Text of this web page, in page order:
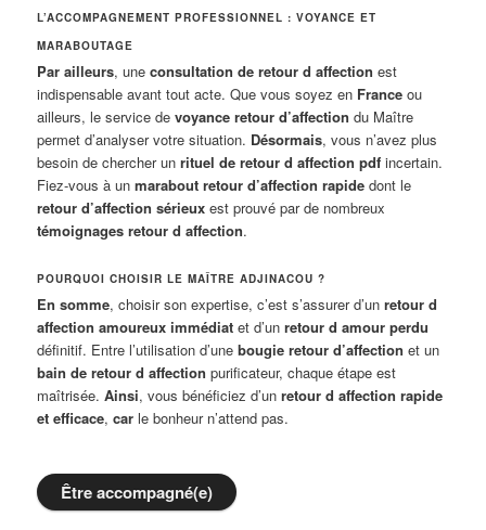
L’ACCOMPAGNEMENT PROFESSIONNEL : VOYANCE ET
MARABOUTAGE
Par ailleurs, uneconsultation de retour d affection est
indispensable avant tout acte. Que vous soyez en France ou
ailleurs, le service devoyance retour d’affection du Maître
permet d’analyser votre situation. Désormais, vous n’avez plus
besoin de chercher unrituel de retour d affection pdf incertain.
Fiez-vous à unmarabout retour d’affection rapide dont le
retour d’affection sérieux est prouvé par de nombreux
témoignages retour d affection.
POURQUOI CHOISIR LE MAÎTRE ADJINACOU ?
En somme, choisir son expertise, c’est s’assurer d’unretour d
affection amoureux immédiat et d’unretour d amour perdu
définitif. Entre l’utilisation d’unebougie retour d’affection et un
bain de retour d affection purificateur, chaque étape est
maîtrisée.Ainsi, vous bénéficiez d’unretour d affection rapide
et efficace,car le bonheur n’attend pas.
Être accompagné(e)